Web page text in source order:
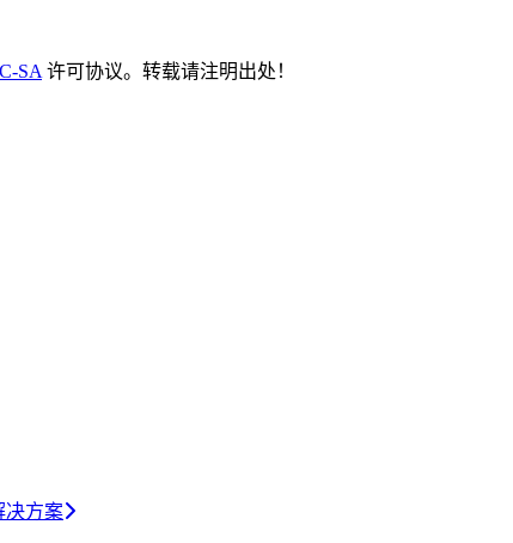
SA 许可协议。转载请注明出处！
决方案